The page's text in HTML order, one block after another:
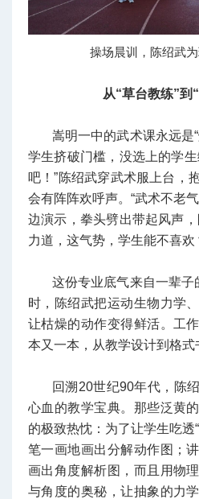
操场晨训，陈绍武
从“草台教练”到
嵩明一中的武术课永远是
学生挤破门槛，没选上的学
吧！”陈绍武穿武术服上台，
会有阵阵欢呼声。“武术不老
边演示，拳头劈出带起风声
力道，这气势，学生能不喜欢
这份专业底气来自一辈子
时，陈绍武把运动生物力学
让枯燥的动作变得鲜活。工
本又一本，从教学设计到格式
回溯20世纪90年代，陈
心血的教学宝典。那些泛黄
的极致热忱：为了让学生吃透
笔一画地画出分解动作图；
画出角度解析图，而且用物
与角度的奥秘，让抽象的力